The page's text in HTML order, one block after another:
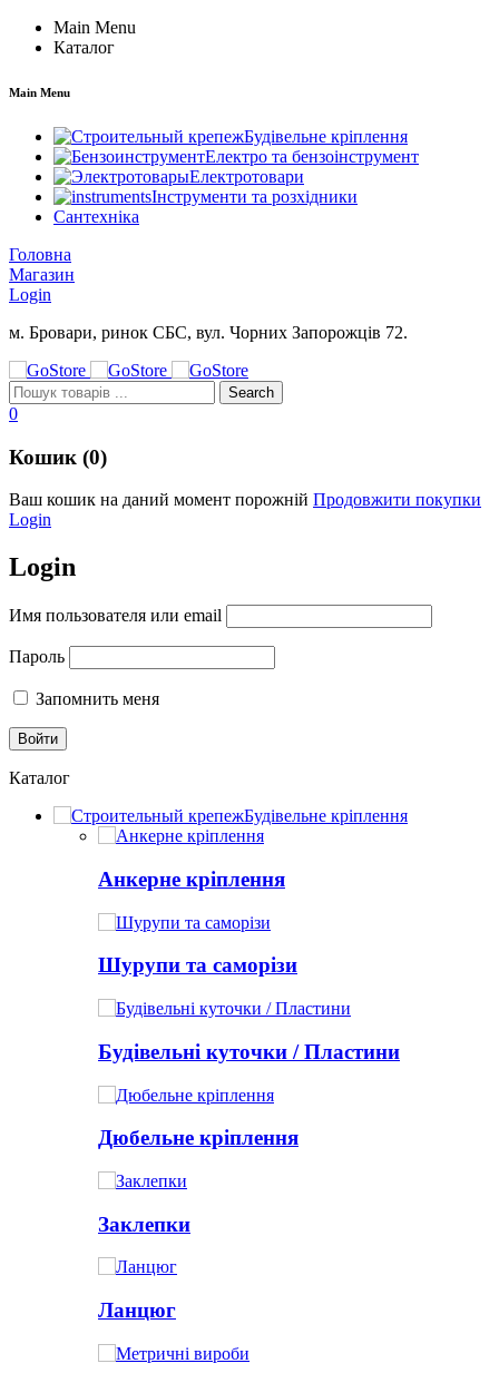
Main Menu
Каталог
Main Menu
Будівельне кріплення
Електро та бензоінструмент
Електротовари
Інструменти та розхідники
Сантехніка
Головна
Магазин
Login
м. Бровари, ринок СБС, вул. Чорних Запорожців 72.
0
Кошик (0)
Ваш кошик на даний момент порожній Продовжити покупки
Login
Login
Имя пользователя или email
Пароль
Запомнить меня
Каталог
Будівельне кріплення
Анкерне кріплення
Шурупи та саморізи
Будівельні куточки / Пластини
Дюбельне кріплення
Заклепки
Ланцюг